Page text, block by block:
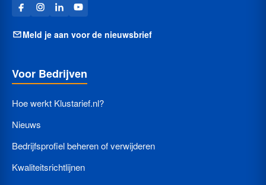
Meld je aan voor de nieuwsbrief
Voor Bedrijven
Hoe werkt Klustarief.nl?
Nieuws
Bedrijfsprofiel beheren of verwijderen
Kwaliteitsrichtlijnen